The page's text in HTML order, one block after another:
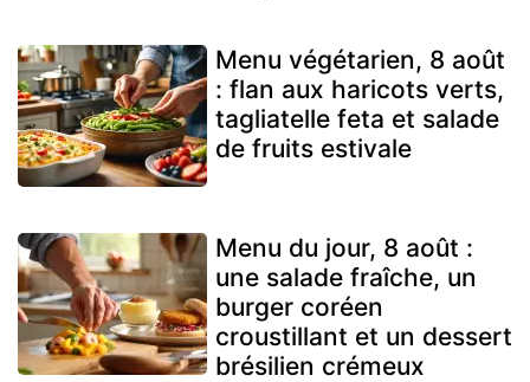
Menu végétarien, 8 août
: flan aux haricots verts,
tagliatelle feta et salade
de fruits estivale
Menu du jour, 8 août :
une salade fraîche, un
burger coréen
croustillant et un dessert
brésilien crémeux